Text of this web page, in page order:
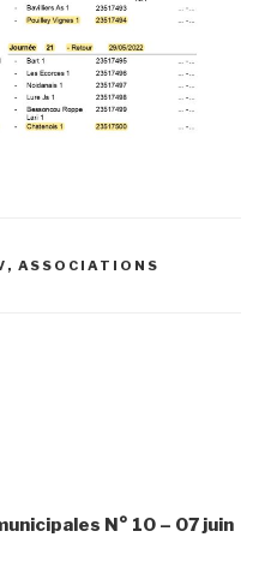
, ASSOCIATIONS
N° 10 – 07 juin